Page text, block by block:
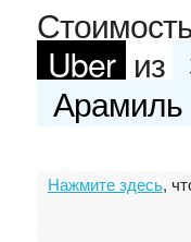
Uber из
Арамиль
Нажмите здесь,